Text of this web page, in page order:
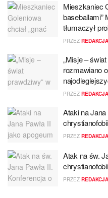
Mieszkaniec
baseballami”
tłumaczył
PRZEZ
„Misje –
rozmawiano
PRZEZ
Ataki na
PRZEZ
Atak na św.
PRZEZ